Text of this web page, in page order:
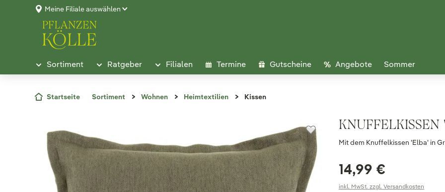
Meine Filiale auswählen
Sortiment Ratgeber Filialen Termine Gutscheine Angebote Sommer
Startseite Sortiment Wohnen Heimtextilien Kissen
Mit dem Knuffelkissen 'Elba' in
14,99 €
inkl. MwSt. zzgl. Versandkosten